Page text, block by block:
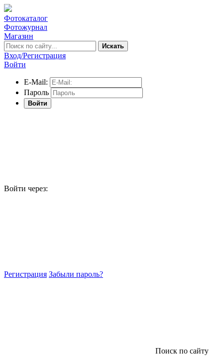
Фотокаталог
Фотожурнал
Магазин
Искать
Вход/Регистрация
Войти
E-Mail:
Пароль
Войти
Войти через:
Регистрация Забыли пароль?
Поиск по сайту